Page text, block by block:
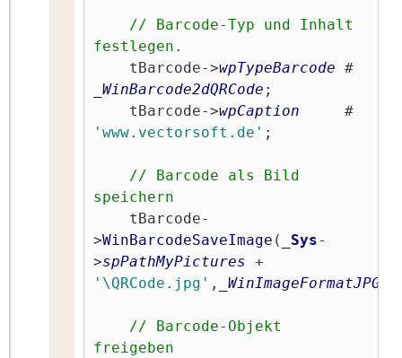
// Barcode-Typ und Inhalt
festlegen.
    tBarcode->
wpTypeBarcode
_WinBarcode2dQRCode ;
    tBarcode->
wpCaption
'www.vectorsoft.de' ;
// Barcode als Bild
speichern
>WinBarcodeSaveImage ( _Sys-
>spPathMyPictures
'\QRCode.jpg' , _WinImageFormatJPG
// Barcode-Objekt
freigeben